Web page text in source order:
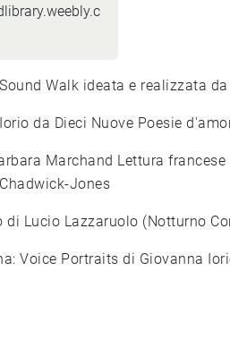
Walk ideata e realizzata
da Dieci Nuove Poesie
Marchand Lettura
Jones
di Lucio Lazzaruolo (Notturno
Voice Portraits di Giovanna